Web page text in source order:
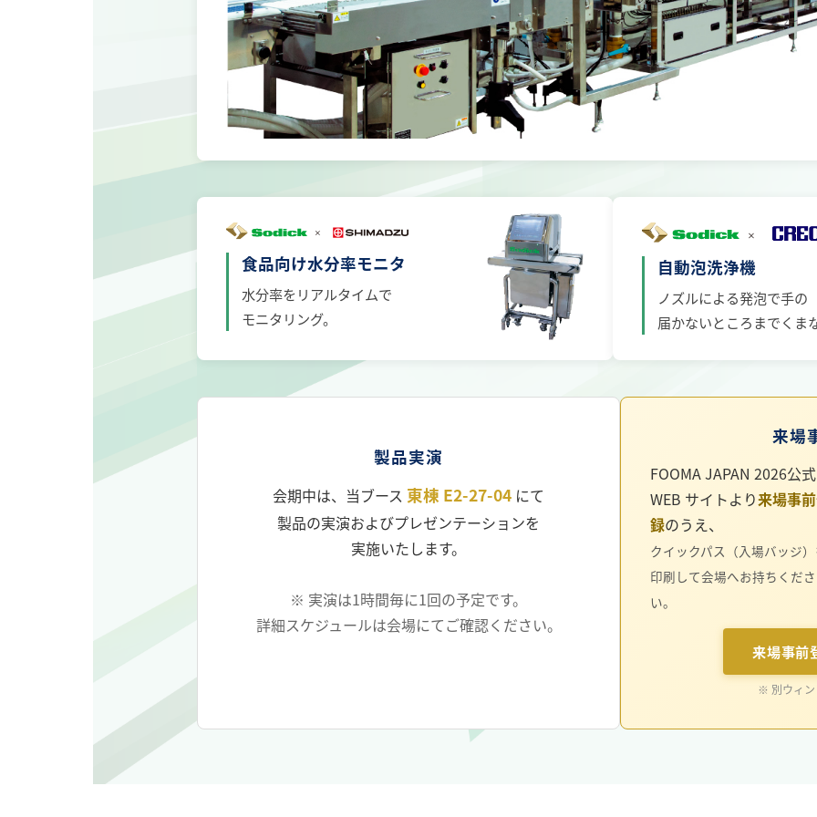
食品向け水分率モニタ
水分率をリアルタイムで
モニタリング。
自動泡洗浄機
ノズルによる発泡で手の
届かないところまでくま
製品実演
会期中は、当ブース 東棟 E2-27-04 にて
製品の実演およびプレゼンテーションを
実施いたします。
※ 実演は1時間毎に1回の予定です。
詳細スケジュールは会場にてご確認ください。
来場
FOOMA JAPAN 2026公式
WEB サイトより来場事
録のうえ、
クイックパス（入場バッジ
印刷して会場へお持ちくださ
い。
来場事前
※ 別ウィン